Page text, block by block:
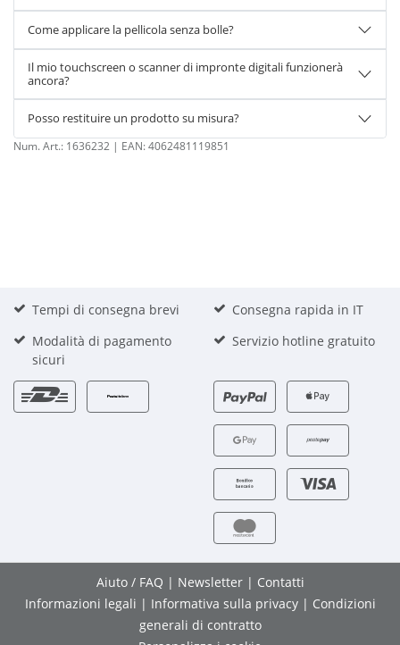
Come applicare la pellicola senza bolle?
Il mio touchscreen o scanner di impronte digitali funzionerà
ancora?
Posso restituire un prodotto su misura?
Num. Art.: 1636232 | EAN:4062481119851
Tempi di consegna brevi
Consegna rapida in IT
Modalità di pagamento
sicuri
Servizio hotline gratuito
Aiuto / FAQ | Newsletter | Contatti
Informazioni legali | Informativa sulla privacy | Condizioni
generali di contratto